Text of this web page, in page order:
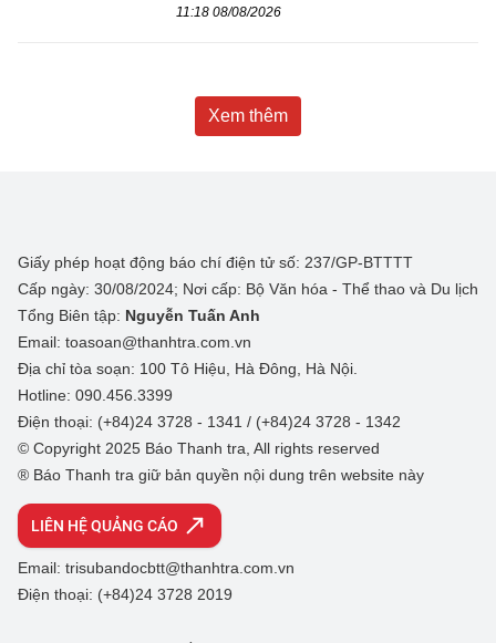
11:18 08/08/2026
Xem thêm
Giấy phép hoạt động báo chí điện tử số: 237/GP-BTTTT
Cấp ngày: 30/08/2024; Nơi cấp: Bộ Văn hóa - Thể thao và Du lịch
Tổng Biên tập: Nguyễn Tuấn Anh
Email: toasoan@thanhtra.com.vn
Địa chỉ tòa soạn: 100 Tô Hiệu, Hà Đông, Hà Nội.
Hotline: 090.456.3399
Điện thoại: (+84)24 3728 - 1341 / (+84)24 3728 - 1342
© Copyright 2025 Báo Thanh tra, All rights reserved
® Báo Thanh tra giữ bản quyền nội dung trên website này
LIÊN HỆ QUẢNG CÁO
Email: trisubandocbtt@thanhtra.com.vn
Điện thoại: (+84)24 3728 2019